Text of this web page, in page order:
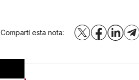
Compartí esta nota: X Facebook